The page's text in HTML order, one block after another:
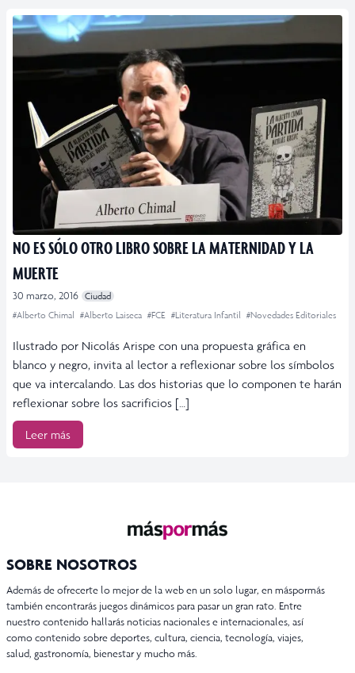
NO ES SÓLO OTRO LIBRO SOBRE LA MATERNIDAD Y LA
MUERTE
30 marzo, 2016 Ciudad
#Alberto Chimal #Alberto Laiseca #FCE #Literatura Infantil #Novedades Editoriales
Ilustrado por Nicolás Arispe con una propuesta gráfica en
blanco y negro, invita al lector a reflexionar sobre los símbolos
que va intercalando. Las dos historias que lo componen te harán
reflexionar sobre los sacrificios […]
Leer más
SOBRE NOSOTROS
Además de ofrecerte lo mejor de la web en un solo lugar, en máspormás
también encontrarás juegos dinámicos para pasar un gran rato. Entre
nuestro contenido hallarás noticias nacionales e internacionales, así
como contenido sobre deportes, cultura, ciencia, tecnología, viajes,
salud, gastronomía, bienestar y mucho más.